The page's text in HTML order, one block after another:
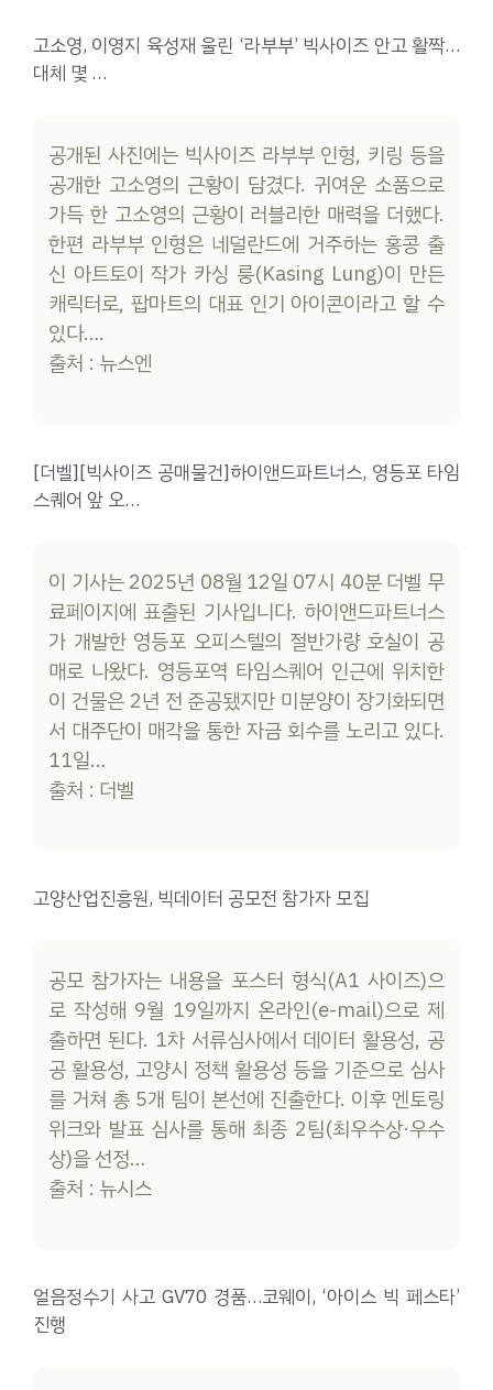
고소영, 이영지 육성재 울린 ‘라부부’ 빅사이즈 안고 활짝…
대체 몇 …
공개된 사진에는 빅사이즈 라부부 인형, 키링 등을
공개한 고소영의 근황이 담겼다. 귀여운 소품으로
가득 한 고소영의 근황이 러블리한 매력을 더했다.
한편 라부부 인형은 네덜란드에 거주하는 홍콩 출
신 아트토이 작가 카싱 룽(Kasing Lung)이 만든
캐릭터로, 팝마트의 대표 인기 아이콘이라고 할 수
있다….
출처 : 뉴스엔
[더벨][빅사이즈 공매물건]하이앤드파트너스, 영등포 타임
스퀘어 앞 오…
이 기사는 2025년 08월 12일 07시 40분 더벨 무
료페이지에 표출된 기사입니다. 하이앤드파트너스
가 개발한 영등포 오피스텔의 절반가량 호실이 공
매로 나왔다. 영등포역 타임스퀘어 인근에 위치한
이 건물은 2년 전 준공됐지만 미분양이 장기화되면
서 대주단이 매각을 통한 자금 회수를 노리고 있다.
11일…
출처 : 더벨
고양산업진흥원, 빅데이터 공모전 참가자 모집
공모 참가자는 내용을 포스터 형식(A1 사이즈)으
로 작성해 9월 19일까지 온라인(e-mail)으로 제
출하면 된다. 1차 서류심사에서 데이터 활용성, 공
공 활용성, 고양시 정책 활용성 등을 기준으로 심사
를 거쳐 총 5개 팀이 본선에 진출한다. 이후 멘토링
위크와 발표 심사를 통해 최종 2팀(최우수상·우수
상)을 선정…
출처 : 뉴시스
얼음정수기 사고 GV70 경품…코웨이, ‘아이스 빅 페스타’
진행